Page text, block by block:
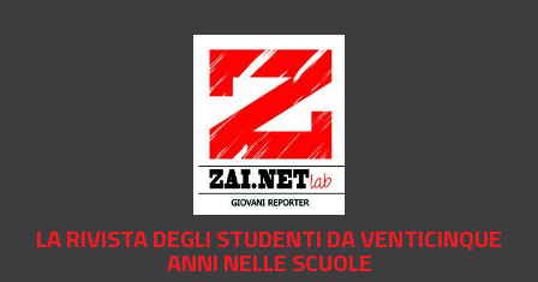
LA RIVISTA DEGLI STUDENTI DA VENTICINQUE
ANNI NELLE SCUOLE